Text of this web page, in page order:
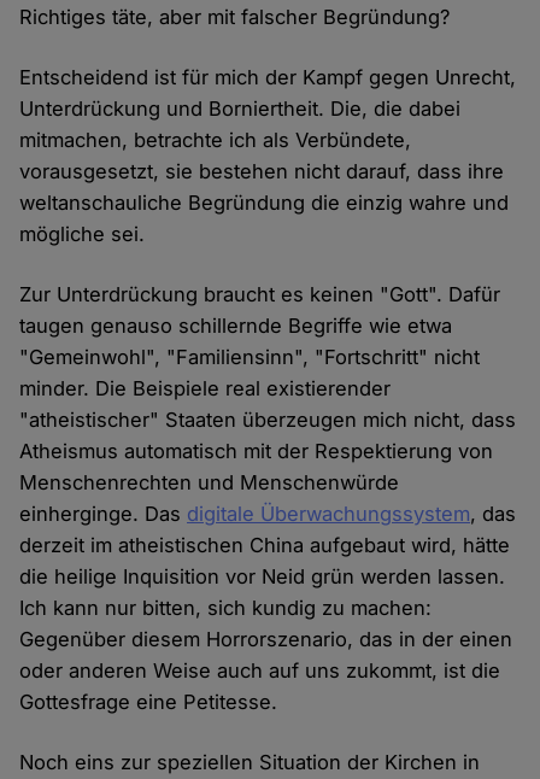
Richtiges täte, aber mit falscher Begründung?
Entscheidend ist für mich der Kampf gegen Unrecht,
Unterdrückung und Borniertheit. Die, die dabei
mitmachen, betrachte ich als Verbündete,
vorausgesetzt, sie bestehen nicht darauf, dass ihre
weltanschauliche Begründung die einzig wahre und
mögliche sei.
Zur Unterdrückung braucht es keinen "Gott". Dafür
taugen genauso schillernde Begriffe wie etwa
"Gemeinwohl", "Familiensinn", "Fortschritt" nicht
minder. Die Beispiele real existierender
"atheistischer" Staaten überzeugen mich nicht, dass
Atheismus automatisch mit der Respektierung von
Menschenrechten und Menschenwürde
einherginge. Das digitale Überwachungssystem, das
derzeit im atheistischen China aufgebaut wird, hätte
die heilige Inquisition vor Neid grün werden lassen.
Ich kann nur bitten, sich kundig zu machen:
Gegenüber diesem Horrorszenario, das in der einen
oder anderen Weise auch auf uns zukommt, ist die
Gottesfrage eine Petitesse.
Noch eins zur speziellen Situation der Kirchen in